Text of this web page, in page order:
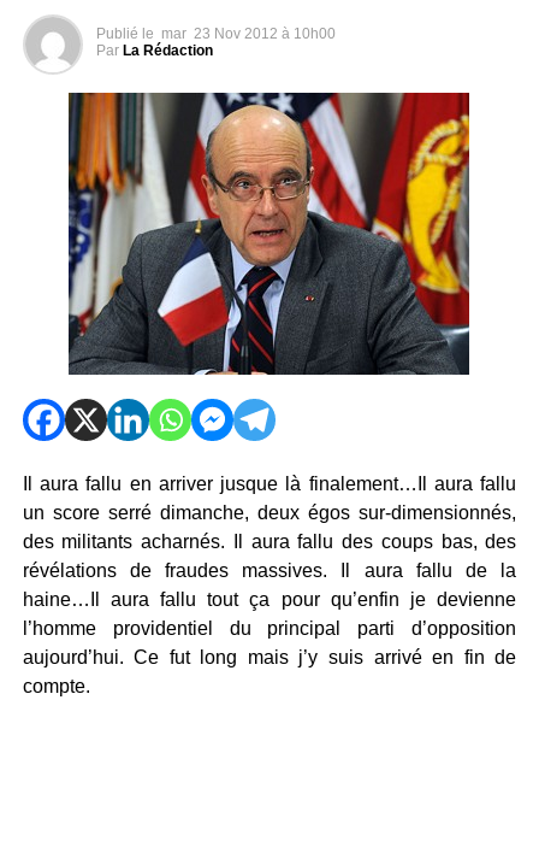
Publié le mar 23 Nov 2012 à 10h00
Par La Rédaction
Il aura fallu en arriver jusque là finalement…Il aura fallu
un score serré dimanche, deux égos sur-dimensionnés,
des militants acharnés. Il aura fallu des coups bas, des
révélations de fraudes massives. Il aura fallu de la
haine…Il aura fallu tout ça pour qu’enfin je devienne
l’homme providentiel du principal parti d’opposition
aujourd’hui. Ce fut long mais j’y suis arrivé en fin de
compte.